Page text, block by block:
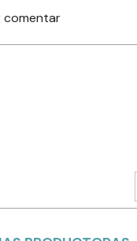
comentar